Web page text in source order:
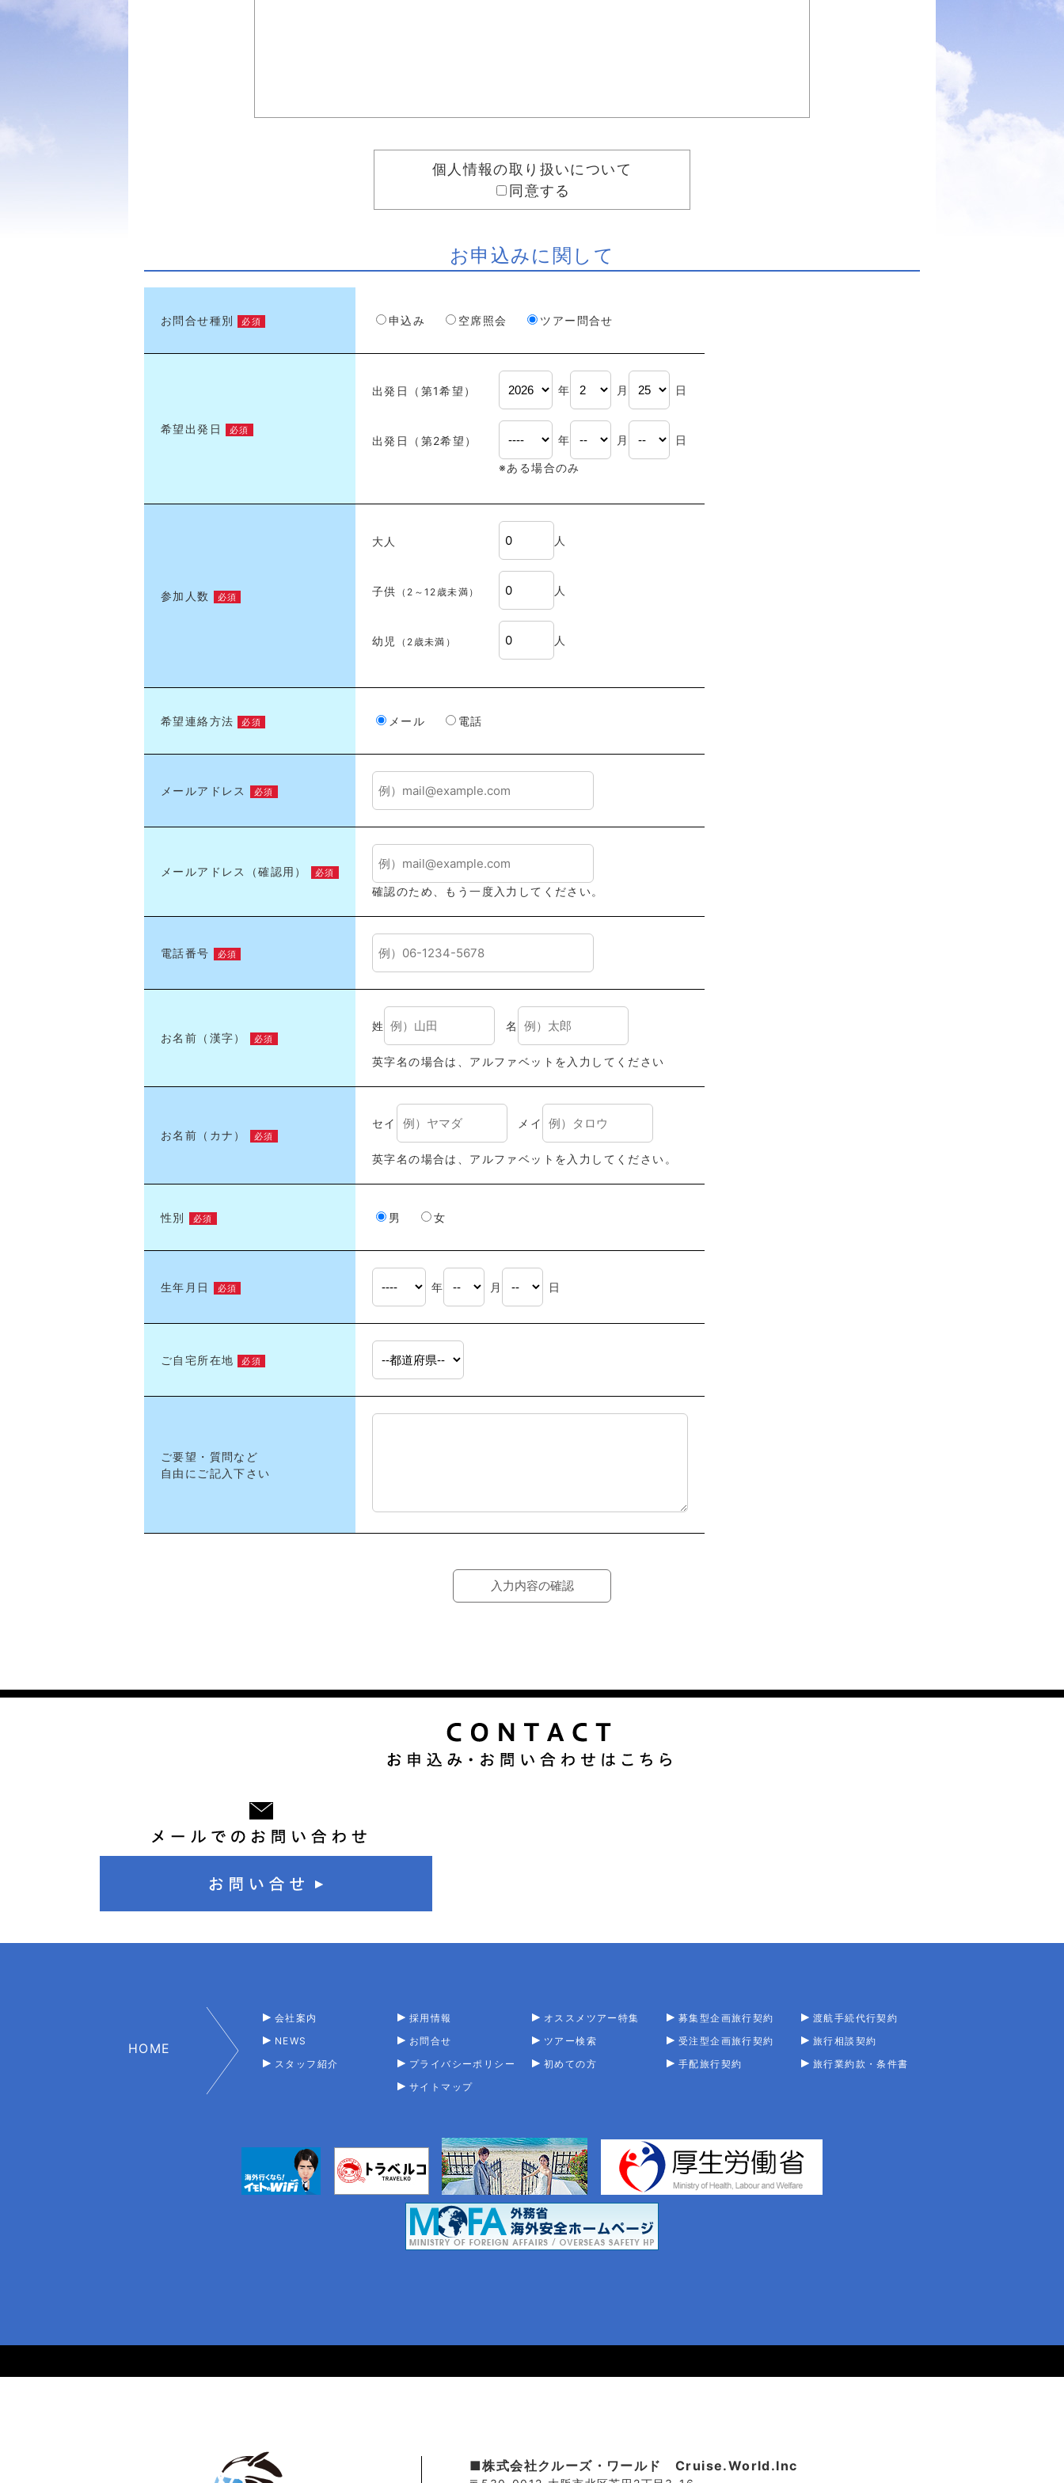
個人情報の取り扱いについて
同意する
お申込みに関して
お問合せ種別 必須 申込み 空席照会 ツアー問合せ
希望出発日 必須
出発日（第1希望） 年 月 日
出発日（第2希望） 年 月 日
※ある場合のみ
参加人数 必須
大人 人
子供 （2～12歳未満） 人
幼児 （2歳未満） 人
希望連絡方法 必須 メール 電話
メールアドレス 必須
メールアドレス（確認用） 必須
確認のため、もう一度入力してください。
電話番号 必須
お名前（漢字） 必須
姓 名
英字名の場合は、アルファベットを入力してください
お名前（カナ） 必須
セイ メイ
英字名の場合は、アルファベットを入力してください。
性別 必須 男 女
生年月日 必須 年 月 日
ご自宅所在地 必須
ご要望・質問など
自由にご記入下さい
HOME
会社案内
NEWS
スタッフ紹介
採用情報
お問合せ
プライバシーポリシー
サイトマップ
オススメツアー特集
ツアー検索
初めての方
募集型企画旅行契約
受注型企画旅行契約
手配旅行契約
渡航手続代行契約
旅行相談契約
旅行業約款・条件書
■株式会社クルーズ・ワールド Cruise.World.Inc